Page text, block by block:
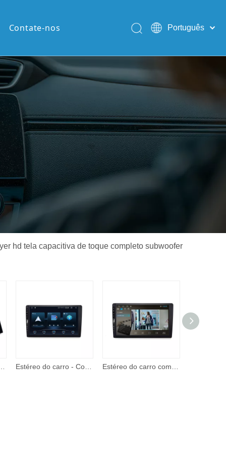
Contate-nos
Português
Pусский
hd tela capacitiva de toque completo subwoofer